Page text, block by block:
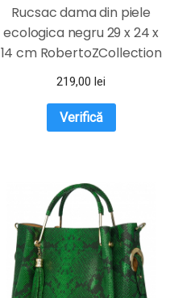
Rucsac dama din piele
ecologica negru 29 x 24 x
14 cm RobertoZCollection
219,00lei
Verifică